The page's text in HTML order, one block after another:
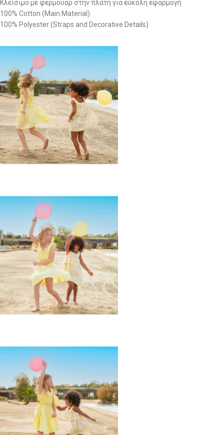
Κλείσιμο με φερμουάρ στην πλάτη για εύκολη εφαρμογή
100% Cotton (Main Material)
100% Polyester (Straps and Decorative Details)